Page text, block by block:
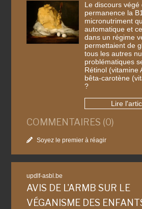
Le discours végé
permanence la
micronutriment
automatique et
dans un régime
permettaient de
tous les autres
problématiques
Rétinol (vitamine
bêta-carotène
?
Lire
COMMENTAIRES (0)
Soyez le premier à réagir
updlf-asbl.be
AVIS DE L'ARMB SUR LE
VÉGANISME DES